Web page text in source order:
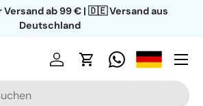
Versand ab 99 € | 🇩🇪 Versand aus
Deutschland
EinloggenEinkaufswagen
Menü